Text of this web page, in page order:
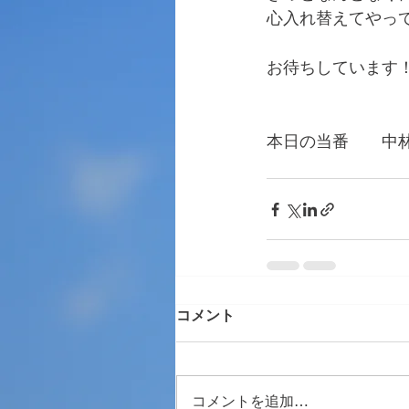
心入れ替えてやっ
お待ちしています！
本日の当番　　中
以
コメント
コメントを追加…